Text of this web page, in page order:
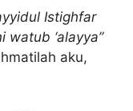
Istighfar
watub ‘alayya”
aku,